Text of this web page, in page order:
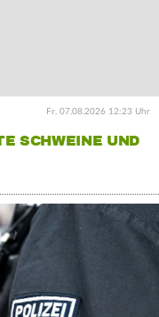
Fr. 07.08.2026 12:23 Uhr
SCHWEINE UND